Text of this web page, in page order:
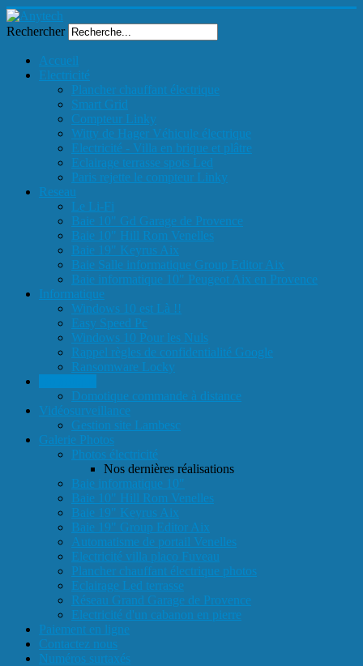
Rechercher
Accueil
Electricité
Plancher chauffant électrique
Smart Grid
Compteur Linky
Witty de Hager Véhicule électrique
Electricité - Villa en brique et plâtre
Eclairage terrasse spots Led
Paris rejette le compteur Linky
Reseau
Le Li-Fi
Baie 10" Gd Garage de Provence
Baie 10" Hill Rom Venelles
Baie 19" Keyrus Aix
Baie Salle informatique Group Editor Aix
Baie informatique 10" Peugeot Aix en Provence
Informatique
Windows 10 est Là !!
Easy Speed Pc
Windows 10 Pour les Nuls
Rappel règles de confidentialité Google
Ransomware Locky
Domotique commande à distance
Vidéosurveillance
Gestion site Lambesc
Galerie Photos
Photos électricité
Nos dernières réalisations
Baie informatique 10"
Baie 10" Hill Rom Venelles
Baie 19" Keyrus Aix
Baie 19" Group Editor Aix
Automatisme de portail Venelles
Electricité villa placo Fuveau
Plancher chauffant électrique photos
Eclairage Led terrasse
Réseau Grand Garage de Provence
Electricité d'un cabanon en pierre
Paiement en ligne
Contactez nous
Numéros surtaxés